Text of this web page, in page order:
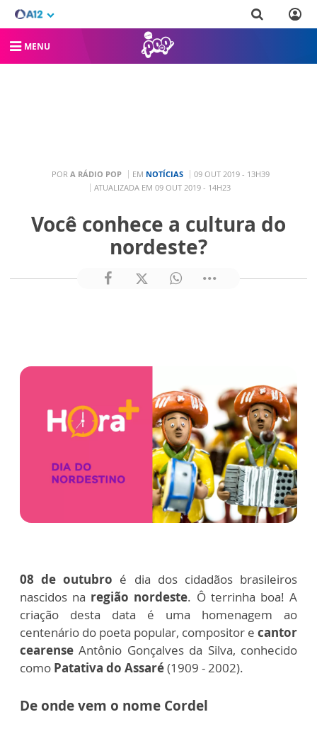
MENU
POR A RÁDIO POP EM NOTÍCIAS
09 OUT 2019 - 13H39
ATUALIZADA EM 09 OUT 2019 - 14H23
Você conhece a cultura do
nordeste?
08 de outubro é dia dos cidadãos brasileiros
nascidos na região nordeste. Ô terrinha boa!A
criação desta data é uma homenagem ao
centenário do poeta popular, compositor e cantor
cearense Antônio Gonçalves da Silva, conhecido
como Patativa do Assaré(1909 - 2002).
De onde vem o nome Cordel